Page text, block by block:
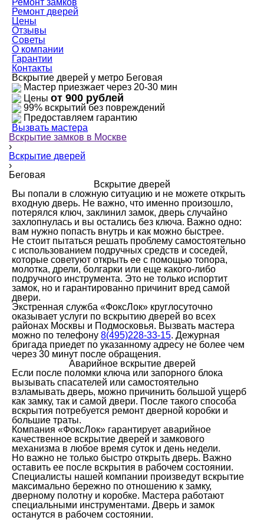
Ремонт дверей
Цены
Отзывы
Советы
О компании
Гарантии
Контакты
Вскрытие дверей у метро Беговая
Мастер приезжает через 20-30 мин
Цены от 900 рублей
99% вскрытий без повреждений
Предоставляем гарантию
Вызвать мастера
Вскрытие замков в Москве
›
Вскрытие дверей
›
Беговая
Вскрытие дверей
Вы попали в сложную ситуацию и не можете открыть
входную дверь. Не важно, что именно произошло,
потерялся ключ, заклинил замок, дверь случайно
захлопнулась и вы остались без ключа. Важно одно:
вам нужно попасть внутрь и как можно быстрее.
Не стоит пытаться решать проблему самостоятельно
с использованием подручных средств и соседей,
которые советуют открыть ее с помощью топора,
молотка, дрели, болгарки или еще какого-либо
подручного инструмента. Это не только испортит
замок, но и гарантированно причинит вред самой
двери.
Экстренная служба «ФоксЛок» круглосуточно
оказывает услуги по вскрытию дверей во всех
районах Москвы и Подмосковья. Вызвать мастера
можно по телефону 8(495)228-33-15. Дежурная
бригада приедет по указанному адресу не более чем
через 30 минут после обращения.
Аварийное вскрытие дверей
Если после поломки ключа или запорного блока
вызывать спасателей или самостоятельно
взламывать дверь, можно причинить большой ущерб
как замку, так и самой двери. После такого способа
вскрытия потребуется ремонт дверной коробки и
большие траты.
Компания «ФоксЛок» гарантирует аварийное
качественное вскрытие дверей и замкового
механизма в любое время суток и день недели.
Но важно не только быстро открыть дверь. Важно
оставить ее после вскрытия в рабочем состоянии.
Специалисты нашей компании произведут вскрытие
максимально бережно по отношению к замку,
дверному полотну и коробке. Мастера работают
специальными инструментами. Дверь и замок
останутся в рабочем состоянии.